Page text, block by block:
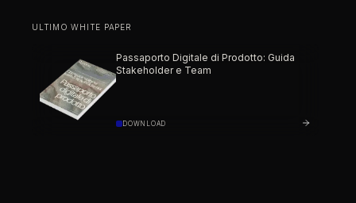
ULTIMO WHITE PAPER
Passaporto Digitale di Prodotto: Guida
Stakeholder e Team
DOWNLOAD